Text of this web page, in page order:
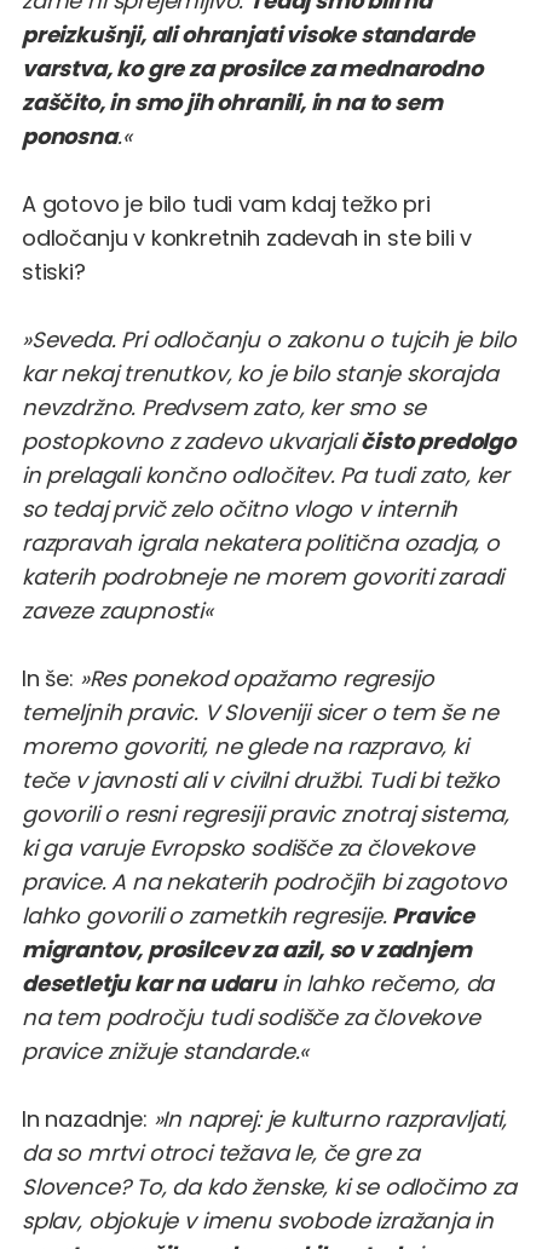
preizkušnji, ali ohranjati visoke standarde
varstva, ko gre za prosilce za mednarodno
zaščito, in smo jih ohranili, in na to sem
ponosna.«
A gotovo je bilo tudi vam kdaj težko pri
odločanju v konkretnih zadevah in ste bili v
stiski?
»Seveda. Pri odločanju o zakonu o tujcih je bilo
kar nekaj trenutkov, ko je bilo stanje skorajda
nevzdržno. Predvsem zato, ker smo se
postopkovno z zadevo ukvarjaličisto predolgo
in prelagali končno odločitev. Pa tudi zato, ker
so tedaj prvič zelo očitno vlogo v internih
razpravah igrala nekatera politična ozadja, o
katerih podrobneje ne morem govoriti zaradi
zaveze zaupnosti«
In še: »Res ponekod opažamo regresijo
temeljnih pravic. V Sloveniji sicer o tem še ne
moremo govoriti, ne glede na razpravo, ki
teče v javnosti ali v civilni družbi. Tudi bi težko
govorili o resni regresiji pravic znotraj sistema,
ki ga varuje Evropsko sodišče za človekove
pravice. A na nekaterih področjih bi zagotovo
lahko govorili o zametkih regresije. Pravice
migrantov, prosilcev za azil, so v zadnjem
desetletju kar na udaruin lahko rečemo, da
na tem področju tudi sodišče za človekove
pravice znižuje standarde.«
In nazadnje: »In naprej: je kulturno razpravljati,
da so mrtvi otroci težava le, če gre za
Slovence? To, da kdo ženske, ki se odločimo za
splav, objokuje v imenu svobode izražanja in